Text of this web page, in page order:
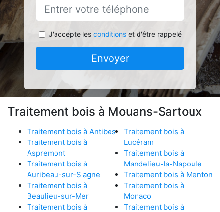
J'accepte les conditionset d'être rappelé
Envoyer
Traitement bois à Mouans-Sartoux
Traitement bois à Antibes
Traitement bois à
Aspremont
Traitement bois à
Auribeau-sur-Siagne
Traitement bois à
Beaulieu-sur-Mer
Traitement bois à
Traitement bois à
Lucéram
Traitement bois à
Mandelieu-la-Napoule
Traitement bois à Menton
Traitement bois à
Monaco
Traitement bois à